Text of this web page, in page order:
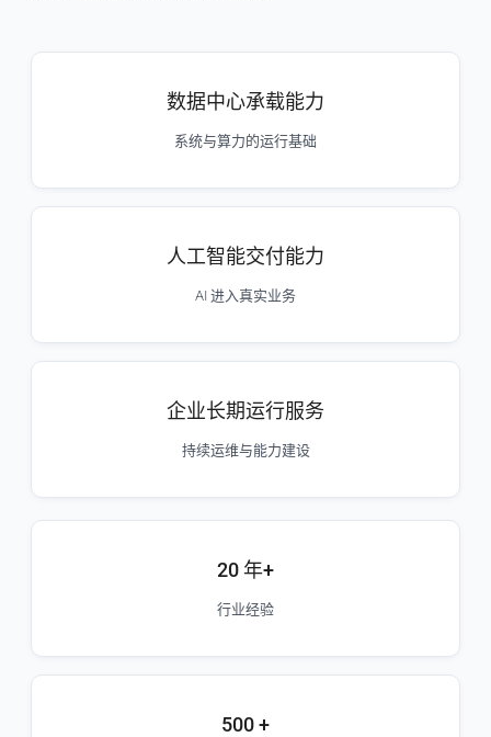
数据中心承载能力
系统与算力的运行基础
人工智能交付能力
AI 进入真实业务
企业长期运行服务
持续运维与能力建设
20 年+
行业经验
500 +